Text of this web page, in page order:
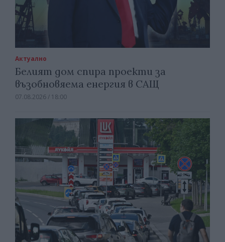
Актуално
Белият дом спира проекти за
възобновяема енергия в САЩ
07.08.2026 / 18:00